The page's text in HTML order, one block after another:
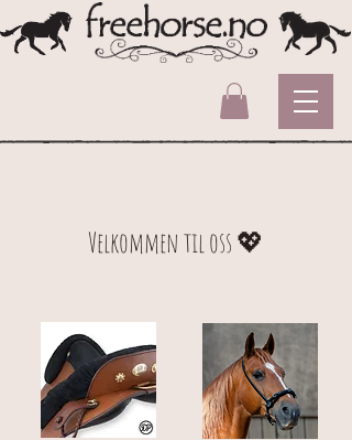
Velkommen til oss 💖